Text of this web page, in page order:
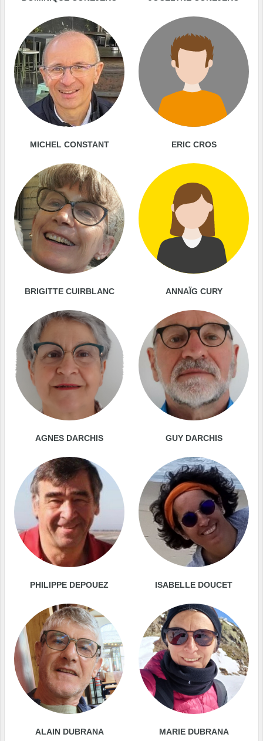
MICHEL CONSTANT ERIC CROS
BRIGITTE CUIRBLANC ANNAÏG CURY
AGNES DARCHIS GUY DARCHIS
PHILIPPE DEPOUEZ ISABELLE DOUCET
ALAIN DUBRANA MARIE DUBRANA